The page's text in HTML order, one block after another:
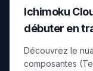
Ichimoku
débuter en
Découvrez le
composantes